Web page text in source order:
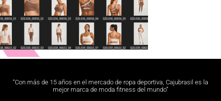
“Con más de 15 años en el mercado de ropa deportiva, Cajubrasil es la
mejor marca de moda fitness del mundo”